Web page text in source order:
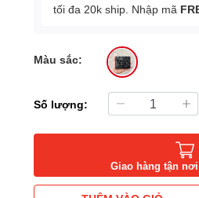
tối đa 20k ship. Nhập mã
Màu sắc:
Số lượng:
Giao hàng tận